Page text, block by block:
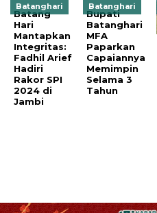
Batanghari
Batang
Hari
Mantapkan
Integritas:
Fadhil Arief
Hadiri
Rakor SPI
2024 di
Jambi
Batanghari
Bupati
Batanghari
MFA
Paparkan
Capaiannya
Memimpin
Selama 3
Tahun